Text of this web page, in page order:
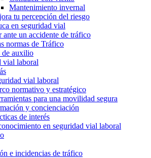
Mantenimiento invernal
tu percepción del riesgo
en seguridad vial
ante un accidente de tráfico
normas de Tráfico
de auxilio
vial laboral
vial laboral
normativo y estratégico
para una movilidad segura
y concienciación
de interés
en seguridad vial laboral
e incidencias de tráfico